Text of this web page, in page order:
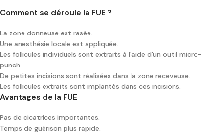
Comment se déroule la FUE ?
La zone donneuse est rasée.
Une anesthésie locale est appliquée.
Les follicules individuels sont extraits à l'aide d'un outil micro-
punch.
De petites incisions sont réalisées dans la zone receveuse.
Les follicules extraits sont implantés dans ces incisions.
Avantages de la FUE
Pas de cicatrices importantes.
Temps de guérison plus rapide.